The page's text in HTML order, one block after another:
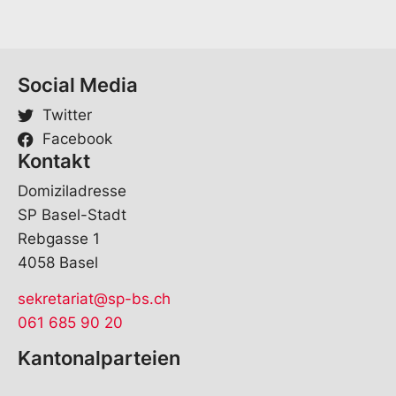
Social Media
Twitter
Facebook
Kontakt
Domiziladresse
SP Basel-Stadt
Rebgasse 1
4058 Basel
sekretariat@sp-bs.ch
061 685 90 20
Kantonalparteien